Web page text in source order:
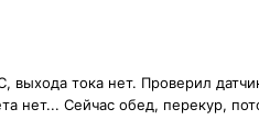
тока нет. Проверил
нет... Сейчас обед, перекур,